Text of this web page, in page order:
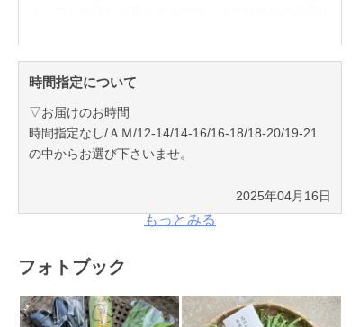
ください。
時間指定について
▽お届けのお時間
時間指定なし/ＡＭ/12-14/14-16/16-18/18-20/19-21
の中からお選び下さいませ。
2025年04月16日
もっとみる
フォトブック